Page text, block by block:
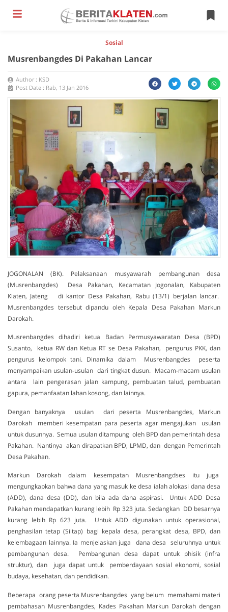
Sosial
Musrenbangdes Di Pakahan Lancar
Author : KSD
Post Date : Rab, 13 Jan 2016
JOGONALAN (BK). Pelaksanaan musyawarah pembangunan desa
(Musrenbangdes) Desa Pakahan, Kecamatan Jogonalan, Kabupaten
Klaten, Jateng di kantor Desa Pakahan, Rabu (13/1) berjalan lancar.
Musrenbangdes tersebut dipandu oleh Kepala Desa Pakahan Markun
Darokah.
Musrenbangdes dihadiri ketua Badan Permusyawaratan Desa (BPD)
Susanto, ketua RW dan Ketua RT se Desa Pakahan, pengurus PKK, dan
pengurus kelompok tani. Dinamika dalam Musrenbangdes peserta
menyampaikan usulan-usulan dari tingkat dusun. Macam-macam usulan
antara lain pengerasan jalan kampung, pembuatan talud, pembuatan
gapura, pemanfaatan lahan kosong, dan lainnya.
Dengan banyaknya usulan dari peserta Musrenbangdes, Markun
Darokah memberi kesempatan para peserta agar mengajukan usulan
untuk dusunnya. Semua usulan ditampung oleh BPD dan pemerintah desa
Pakahan. Nantinya akan dirapatkan BPD, LPMD, dan dengan Pemerintah
Desa Pakahan.
Markun Darokah dalam kesempatan Musrenbangdses itu juga
mengungkapkan bahwa dana yang masuk ke desa ialah alokasi dana desa
(ADD), dana desa (DD), dan bila ada dana aspirasi. Untuk ADD Desa
Pakahan mendapatkan kurang lebih Rp 323 juta. Sedangkan DD besarnya
kurang lebih Rp 623 juta. Untuk ADD digunakan untuk operasional,
penghasilan tetap (Siltap) bagi kepala desa, perangkat desa, BPD, dan
kelembagaan lainnya. Ia menjelaskan juga dana desa seluruhnya untuk
pembangunan desa. Pembangunan desa dapat untuk phisik (infra
struktur), dan juga dapat untuk pemberdayaan sosial ekonomi, sosial
budaya, kesehatan, dan pendidikan.
Beberapa orang peserta Musrenbangdes yang belum memahami materi
pembahasan Musrenbangdes, Kades Pakahan Markun Darokah dengan